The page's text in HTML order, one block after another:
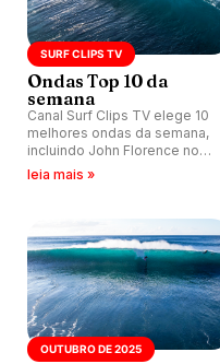
SURF CLIPS TV
Ondas Top 10 da
semana
Canal Surf Clips TV elege 10
melhores ondas da semana,
incluindo John Florence no
Havaí.
leia mais »
OUTUBRO DE 2025